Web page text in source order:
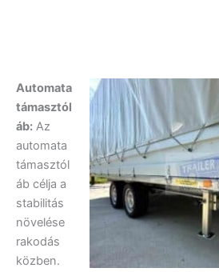
Automata
támasztól
áb: Az
automata
támasztól
áb célja a
stabilitás
növelése
rakodás
közben.